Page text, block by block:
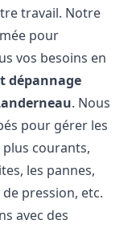
travail. Notre
pour
vos besoins en
dépannage
. Nous
pour gérer les
courants,
les pannes,
pression, etc.
avec des